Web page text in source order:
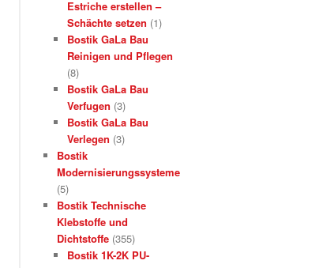
Estriche erstellen –
Schächte setzen (1)
Bostik GaLa Bau
Reinigen und Pflegen
(8)
Bostik GaLa Bau
Verfugen (3)
Bostik GaLa Bau
Verlegen (3)
Bostik
Modernisierungssysteme
(5)
Bostik Technische
Klebstoffe und
Dichtstoffe (355)
Bostik 1K-2K PU-